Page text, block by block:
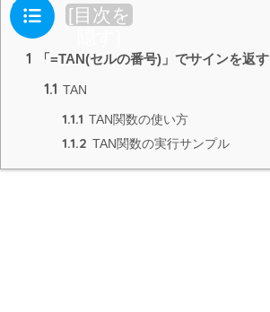
目次 [目次を
1 「=TAN(セルの番号)」でサインを返す
1.1 TAN
1.1.1 TAN関数の使い方
1.1.2 TAN関数の実行サンプル